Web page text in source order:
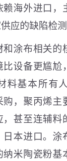
海外进口，
应的缺陷检测
涂布相关的
设备更尴尬
料基本所有
，聚丙烯主
甚至连辅料
本进口。涂
米陶瓷粉基